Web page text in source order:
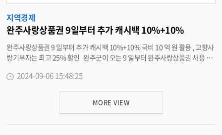
연계성에 대해 언급하며 각 연구기관의 성격에 맞는 사업을 제안했다 . 배석일
한국가스안전공사 센터장과 송길목 한국전기안전공사 부원장은 수소용품 법
정검사 운영현황과 ESS 산업의 시장 동향과 사용 후 배터리 산업을 새롭게 제
안했다 . 이어 전북대 이중희 교수와 유동진 교수 , 심중표 군산대 교수는 “ 수
소기업들이 완주에 안착하기 위해서는 인력 공급이 선행돼야 한다 ” 며 맞춤형
인력양성 계획이 체계적으로 수립되어야 한다고 강조했다 . 완구군 소재 수소
기범 플라스틱 옴니엄 이사는 수소저장용기 시험인증을 위한 다양한 지원책
지역경제
완주사랑상품권 9일부터 추가 캐시백 10%+10%
완주사랑상품권 9 일부터 추가 캐시백 10%+10% 국비 10 억 원 활용 , 고향사
랑기부자는 최고 25% 할인 완주군이 오는 9 일부터 완주사랑상품권 사용 시
한다 . 이번 추가 캐시백은 완주군 특별재난지역 선포로 행정안전부에서 상품
시백은 완주 가맹점에서만 적용되고 , 기간은 예산 소진시까지다 . 완주사랑
2024-09-06 15:48:25
MORE VIEW